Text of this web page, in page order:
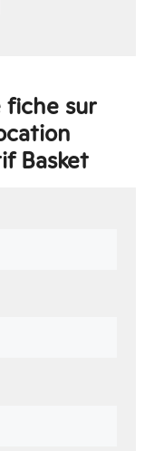
fiche sur
Basket